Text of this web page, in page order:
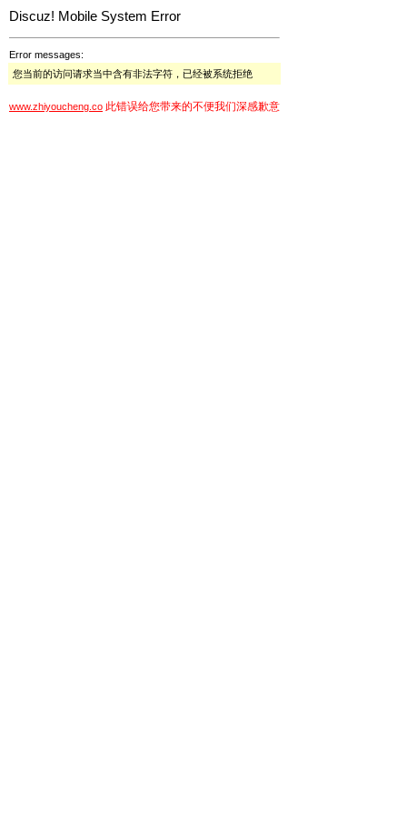
Discuz! Mobile System Error
Error messages:
您当前的访问请求当中含有非法字符，已经被系统拒绝
www.zhiyoucheng.co 此错误给您带来的不便我们深感歉意